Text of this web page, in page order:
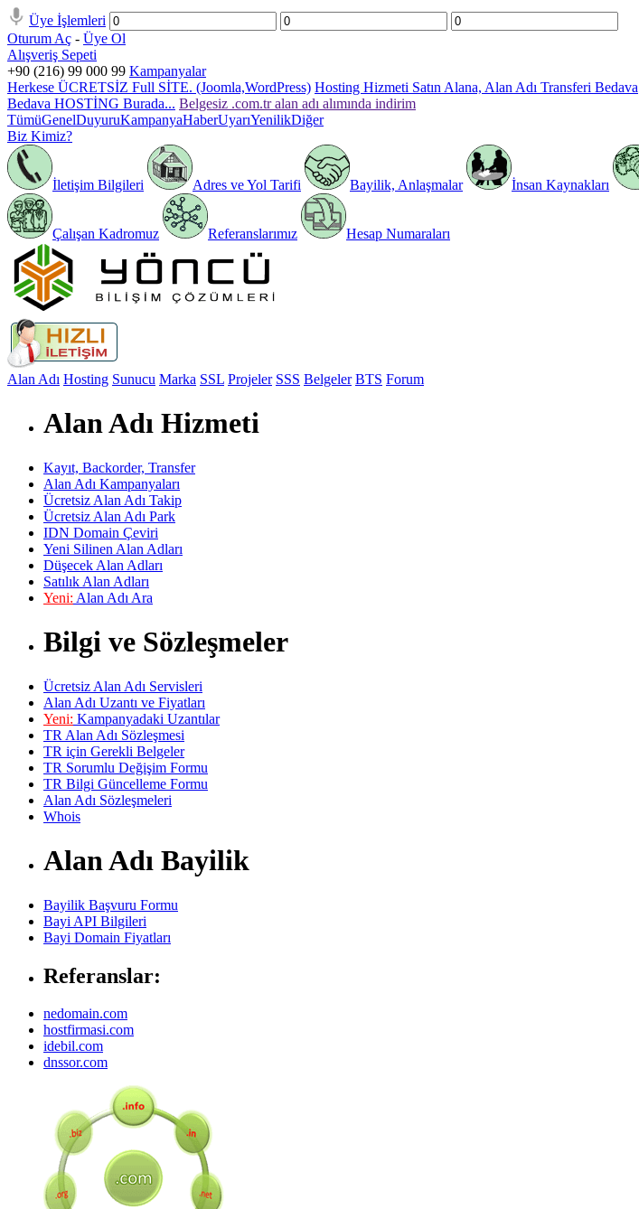
Üye İşlemleri
Oturum Aç - Üye Ol
Alışveriş Sepeti
+90 (216) 99 000 99 Kampanyalar
Herkese ÜCRETSİZ Full SİTE. (Joomla,WordPress) Hosting Hizmeti Satın Alana, Alan Adı Transferi Bedava
Bedava HOSTİNG Burada... Belgesiz .com.tr alan adı alımında indirim
TümüGenelDuyuruKampanyaHaberUyarıYenilikDiğer
Biz Kimiz?
İletişim Bilgileri Adres ve Yol Tarifi Bayilik, Anlaşmalar İnsan Kaynakları
Çalışan Kadromuz Referanslarımız Hesap Numaraları
Alan Adı Hosting Sunucu Marka SSL Projeler SSS Belgeler BTS Forum
Alan Adı Hizmeti
Kayıt, Backorder, Transfer
Alan Adı Kampanyaları
Ücretsiz Alan Adı Takip
Ücretsiz Alan Adı Park
IDN Domain Çeviri
Yeni Silinen Alan Adları
Düşecek Alan Adları
Satılık Alan Adları
Yeni: Alan Adı Ara
Bilgi ve Sözleşmeler
Ücretsiz Alan Adı Servisleri
Alan Adı Uzantı ve Fiyatları
Yeni: Kampanyadaki Uzantılar
TR Alan Adı Sözleşmesi
TR için Gerekli Belgeler
TR Sorumlu Değişim Formu
TR Bilgi Güncelleme Formu
Alan Adı Sözleşmeleri
Whois
Alan Adı Bayilik
Bayilik Başvuru Formu
Bayi API Bilgileri
Bayi Domain Fiyatları
Referanslar:
nedomain.com
hostfirmasi.com
idebil.com
dnssor.com